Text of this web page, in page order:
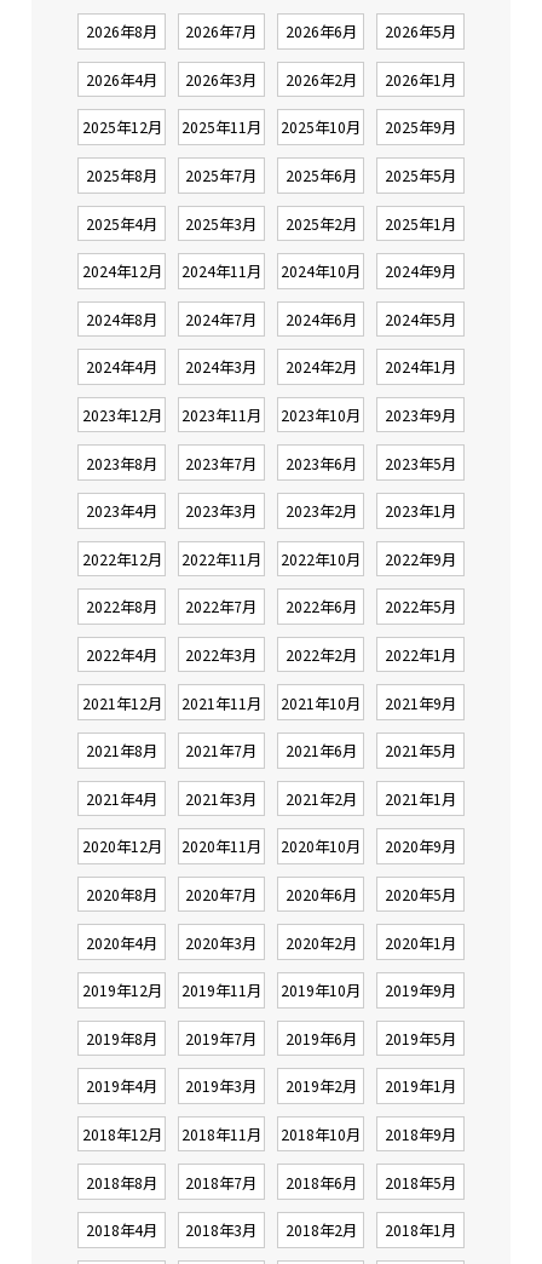
2026年8月 2026年7月 2026年6月 2026年5月
2026年4月 2026年3月 2026年2月 2026年1月
2025年12月 2025年11月 2025年10月 2025年9月
2025年8月 2025年7月 2025年6月 2025年5月
2025年4月 2025年3月 2025年2月 2025年1月
2024年12月 2024年11月 2024年10月 2024年9月
2024年8月 2024年7月 2024年6月 2024年5月
2024年4月 2024年3月 2024年2月 2024年1月
2023年12月 2023年11月 2023年10月 2023年9月
2023年8月 2023年7月 2023年6月 2023年5月
2023年4月 2023年3月 2023年2月 2023年1月
2022年12月 2022年11月 2022年10月 2022年9月
2022年8月 2022年7月 2022年6月 2022年5月
2022年4月 2022年3月 2022年2月 2022年1月
2021年12月 2021年11月 2021年10月 2021年9月
2021年8月 2021年7月 2021年6月 2021年5月
2021年4月 2021年3月 2021年2月 2021年1月
2020年12月 2020年11月 2020年10月 2020年9月
2020年8月 2020年7月 2020年6月 2020年5月
2020年4月 2020年3月 2020年2月 2020年1月
2019年12月 2019年11月 2019年10月 2019年9月
2019年8月 2019年7月 2019年6月 2019年5月
2019年4月 2019年3月 2019年2月 2019年1月
2018年12月 2018年11月 2018年10月 2018年9月
2018年8月 2018年7月 2018年6月 2018年5月
2018年4月 2018年3月 2018年2月 2018年1月